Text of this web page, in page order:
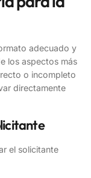
adecuado y
los aspectos más
o incompleto
directamente
el solicitante